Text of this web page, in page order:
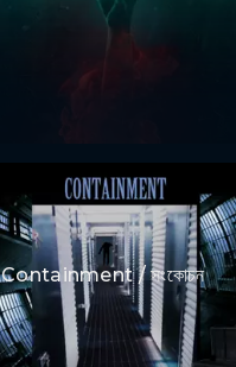
Containment / সংকোচন